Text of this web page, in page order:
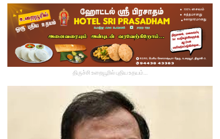
திருச்சி உறையூரில் புதிய உதயம்...